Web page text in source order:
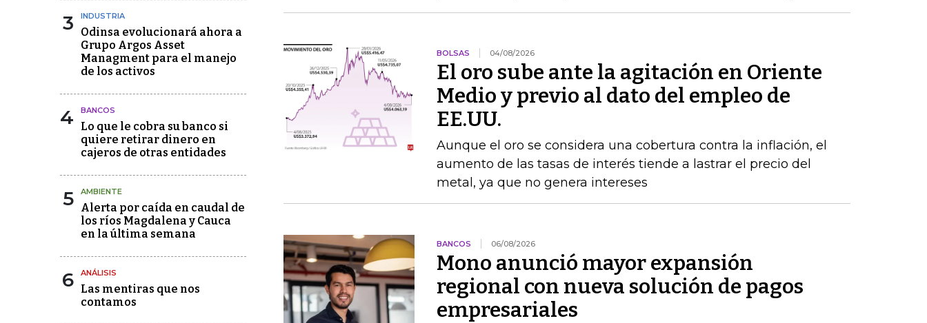
3 INDUSTRIA
Odinsa evolucionará ahora a
Grupo Argos Asset
Managment para el manejo
de los activos
4 BANCOS
Lo que le cobra su banco si
quiere retirar dinero en
cajeros de otras entidades
5 AMBIENTE
Alerta por caída en caudal de
los ríos Magdalena y Cauca
en la última semana
6 ANÁLISIS
Las mentiras que nos
contamos
BOLSAS 04/08/2026
El oro sube ante la agitación en Oriente
Medio y previo al dato del empleo de
EE.UU.
Aunque el oro se considera una cobertura contra la inflación, el
aumento de las tasas de interés tiende a lastrar el precio del
metal, ya que no genera intereses
BANCOS 06/08/2026
Mono anunció mayor expansión
regional con nueva solución de pagos
empresariales